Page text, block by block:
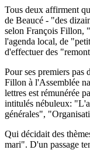
Tous deux affirment
de Beaucé - "des
selon François Fillon,
l'agenda local, de
d'effectuer des
Pour ses premiers pas
Fillon à l'Assemblée
lettres est rémunérée
intitulés nébuleux:
générales",
Qui décidait des
mari". D'un passage